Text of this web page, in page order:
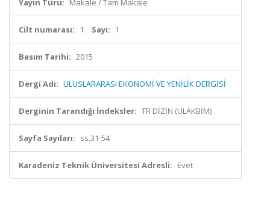
Yayın Türü: Makale / Tam Makale
Cilt numarası: 1 Sayı: 1
Basım Tarihi: 2015
Dergi Adı: ULUSLARARASI EKONOMİ VE YENİLİK DERGİSİ
Derginin Tarandığı İndeksler: TR DİZİN (ULAKBİM)
Sayfa Sayıları: ss.31-54
Karadeniz Teknik Üniversitesi Adresli: Evet